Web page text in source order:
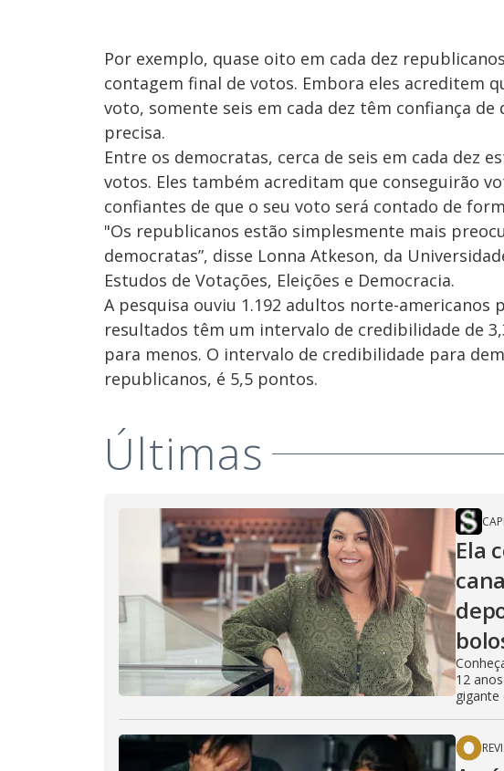
Por exemplo, quase oito em cada dez
contagem final de votos. Embora eles acreditem
voto, somente seis em cada dez têm confiança
precisa.
Entre os democratas, cerca de seis em cada dez
votos. Eles também acreditam que conseguirão
confiantes de que o seu voto será contado de
"Os republicanos estão simplesmente mais
democratas”, disse Lonna Atkeson, da
Estudos de Votações, Eleições e Democracia.
A pesquisa ouviu 1.192 adultos norte-americanos
resultados têm um intervalo de credibilidade de
para menos. O intervalo de credibilidade para
republicanos, é 5,5 pontos.
Últimas
Ela
12
gigante